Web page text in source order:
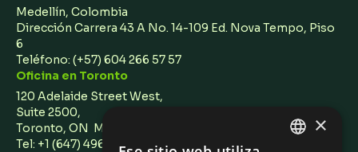
Medellín, Colombia
Dirección Carrera 43 A No. 14-109 Ed. Nova Tempo, Piso
6
Teléfono: (+57) 604 266 57 57
Oficina en Toronto
120 Adelaide Street West,
Suite 2500,
Toronto, ON M5H 1T1 Canada
Tel: +1 (647) 496 3011
×